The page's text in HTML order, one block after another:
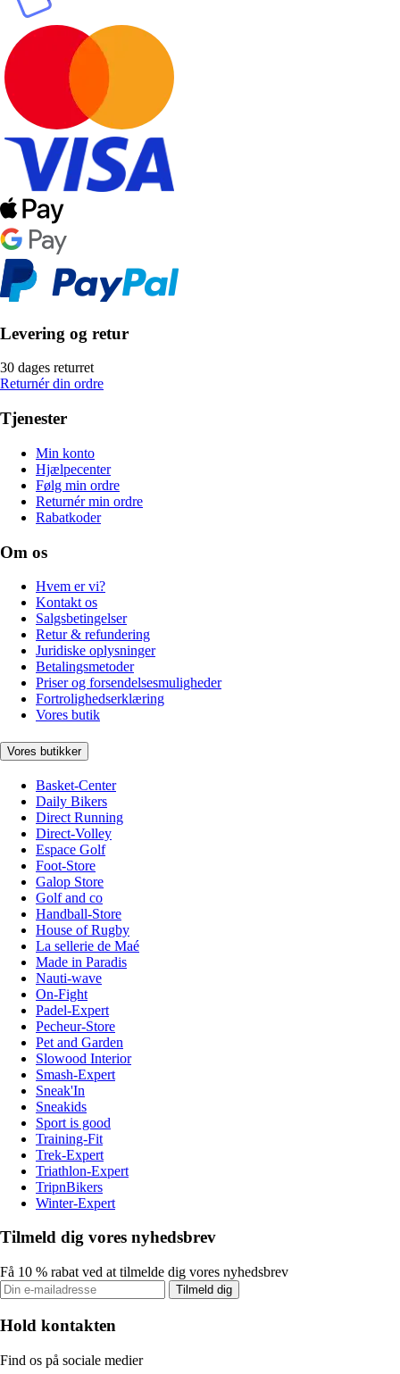
Levering og retur
30 dages returret
Returnér din ordre
Tjenester
Min konto
Hjælpecenter
Følg min ordre
Returnér min ordre
Rabatkoder
Om os
Hvem er vi?
Kontakt os
Salgsbetingelser
Retur & refundering
Juridiske oplysninger
Betalingsmetoder
Priser og forsendelsesmuligheder
Fortrolighedserklæring
Vores butik
Vores butikker
Basket-Center
Daily Bikers
Direct Running
Direct-Volley
Espace Golf
Foot-Store
Galop Store
Golf and co
Handball-Store
House of Rugby
La sellerie de Maé
Made in Paradis
Nauti-wave
On-Fight
Padel-Expert
Pecheur-Store
Pet and Garden
Slowood Interior
Smash-Expert
Sneak'In
Sneakids
Sport is good
Training-Fit
Trek-Expert
Triathlon-Expert
TripnBikers
Winter-Expert
Tilmeld dig vores nyhedsbrev
Få 10 % rabat ved at tilmelde dig vores nyhedsbrev
Tilmeld dig
Hold kontakten
Find os på sociale medier